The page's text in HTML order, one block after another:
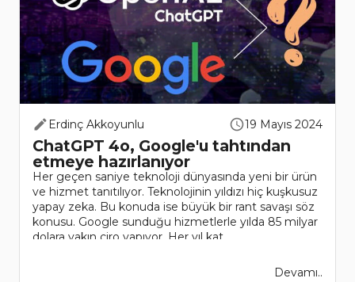
Erdinç Akkoyunlu 19 Mayıs 2024
ChatGPT 4o, Google'u tahtından
etmeye hazırlanıyor
Her geçen saniye teknoloji dünyasında yeni bir ürün
ve hizmet tanıtılıyor. Teknolojinin yıldızı hiç kuşkusuz
yapay zeka. Bu konuda ise büyük bir rant savaşı söz
konusu. Google sunduğu hizmetlerle yılda 85 milyar
dolara yakın ciro yapıyor. Her yıl kat..
Devamı..